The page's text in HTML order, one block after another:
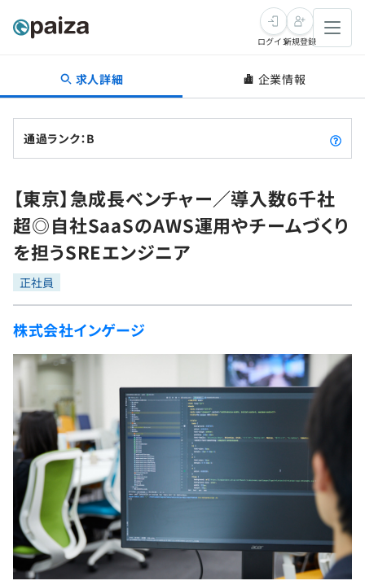
転職・キャリア
転職成功ガイド
転職エージェント
インタビュー
転職成功ガイド
新卒就活
求人検索
本選考
インターン
新卒エージェント
イベント・セミナー
インタビュー
就活成功ガイド
学習
問題集
4択課題
ナレッジ
リファレンス
プラン
個人向けプラン
法人向けプラン
学校向けプラン
プログラミング言語
評価結果一覧
再チャレンジ結果一覧
ゲーム・マンガ
Tech Team Journal
paiza times
paizaとは？
ログイン新規登録
求人詳細 企業情報
通過ランク：B
【東京】急成長ベンチャー／導入数6千社
超◎自社SaaSのAWS運用やチームづくり
を担うSREエンジニア
正社員
株式会社インゲージ